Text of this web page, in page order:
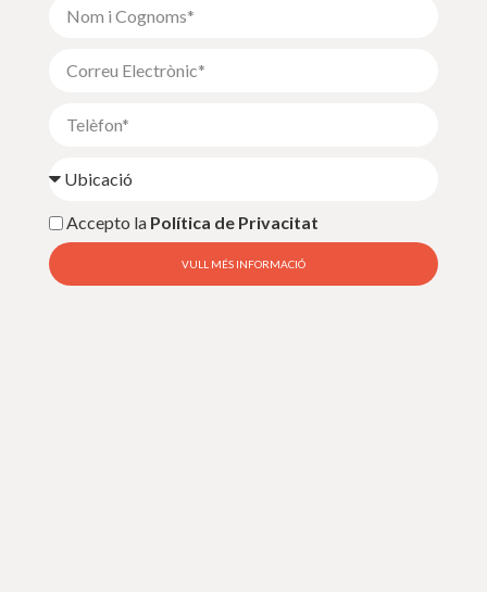
Accepto la Política de Privacitat
VULL MÉS INFORMACIÓ